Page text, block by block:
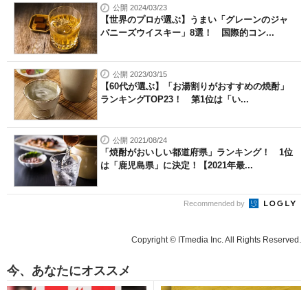
公開 2024/03/23
【世界のプロが選ぶ】うまい「グレーンのジャ
パニーズウイスキー」8選！ 国際的コン...
公開 2023/03/15
【60代が選ぶ】「お湯割りがおすすめの焼酎」
ランキングTOP23！ 第1位は「い...
公開 2021/08/24
「焼酎がおいしい都道府県」ランキング！ 1位
は「鹿児島県」に決定！【2021年最...
Recommended by
Copyright © ITmedia Inc. All Rights Reserved.
今、あなたにオススメ